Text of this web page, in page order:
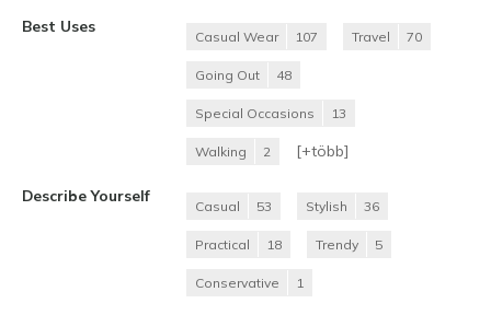
Best Uses
Casual Wear 107 Travel 70
Going Out 48
Special Occasions 13
Walking 2 [+több]
Describe Yourself
Casual 53 Stylish 36
Practical 18 Trendy 5
Conservative 1